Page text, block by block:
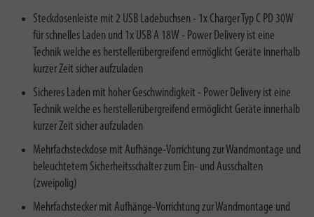
Steckdosenleiste mit 2 USB Ladebuchsen - 1x Charger Typ C PD 30W
für schnelles Laden und 1x USB A 18W - Power Delivery ist eine
Technik welche es herstellerübergreifend ermöglicht Geräte innerhalb
kurzer Zeit sicher aufzuladen
Sicheres Laden mit hoher Geschwindigkeit - Power Delivery ist eine
Technik welche es herstellerübergreifend ermöglicht Geräte innerhalb
kurzer Zeit sicher aufzuladen
Mehrfachsteckdose mit Aufhänge-Vorrichtung zur Wandmontage und
beleuchtetem Sicherheitsschalter zum Ein- und Ausschalten
(zweipolig)
Mehrfachstecker mit Aufhänge-Vorrichtung zur Wandmontage und